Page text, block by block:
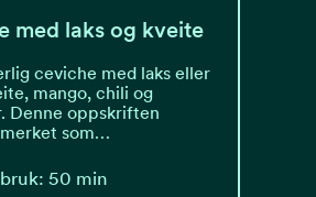
med laks og kveite
ceviche med laks eller
mango, chili og
Denne oppskriften
som…
50 min